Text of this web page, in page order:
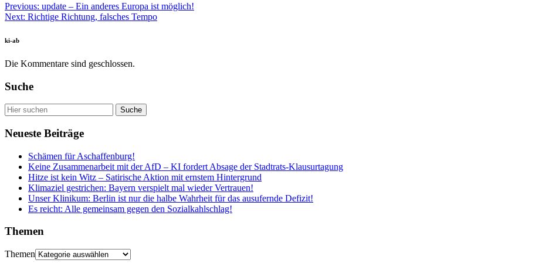
Previous: update – Ein anderes Europa ist möglich!
Next: Richtige Richtung, falsches Tempo
ki-ab
Die Kommentare sind geschlossen.
Suche
Neueste Beiträge
Schämen für Aschaffenburg!
Keine Zusammenarbeit mit der AfD – KI fordert Absage der Stadtrats-Klausurtagung
Hitze ist kein Witz – Satirische Aktion mit ernstem Hintergrund
Klimaziel gestrichen: Bayern verspielt mal wieder Vertrauen!
Unser Klinikum: Berlin ist nur die halbe Wahrheit für das ausufernde Defizit!
Es reicht: Alle gemeinsam gegen den Sozialkahlschlag!
Themen
Themen